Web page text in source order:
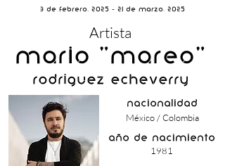
3 de Febrero, 2025 - 21 de Marzo, 2025
Artista
Mario "MAREO"
Rodríguez Echeverry
nacionalidad
México / Colombia
año de nacimiento
1981